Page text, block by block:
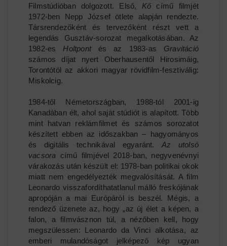
Filmstúdióban dolgozott. Első, Kő című filmjét
1972-ben Nepp József ötlete alapján rendezte.
Társrendezőként és tervezőként részt vett a
legendás Gusztáv-sorozat megalkotásában. Az
1982-es Holtpontés az 1983-as Gravitáció
számos díjat nyert Oberhausentől Hirosimáig,
Torontótól az akkori magyar rövidfilm-fesztiválig:
Miskolcig.
1984-től Németországban, 1988-tól 2001-ig
Kanadában élt, ahol saját stúdiót is alapított. Több
mint hatvan reklámfilmet és számos sorozatot
készített ebben az időszakban – hagyományos
és digitális technikával egyaránt. Az utolsó
vacsora című filmjével 2018-ban, negyvenévnyi
várakozás után készült el: 1978-ban politikai okok
miatt nem engedélyezték megvalósítását. A film
Leonardo visszafordíthatatlanul málló freskójának
apropóján a mai Európáról is beszél. Mégis, a
rendező üzenete az, hogy „az új élet a képen, a
falon, a filmvásznon túl, a nézőben kell, hogy
megszülessen: Leonardo da Vinci alkotása, az
emberi mulandóságot jelképező kép ugyan